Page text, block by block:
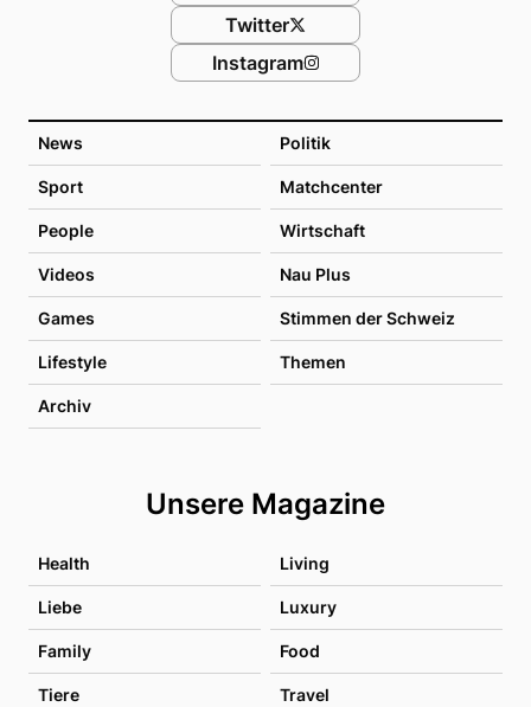
News Politik
Sport Matchcenter
People Wirtschaft
Videos Nau Plus
Games Stimmen der Schweiz
Lifestyle Themen
Archiv
Unsere Magazine
Health Living
Liebe Luxury
Family Food
Tiere Travel
Twitter
Instagram